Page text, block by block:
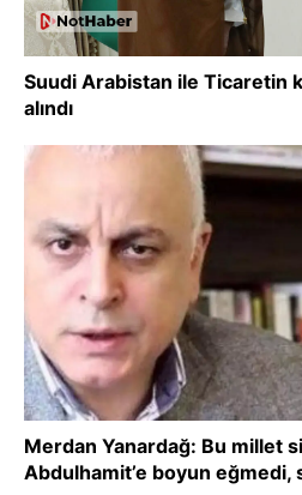
Suudi Arabistan ile Ticaretin
alındı
Merdan Yanardağ: Bu millet
Abdulhamit’e boyun eğmedi,